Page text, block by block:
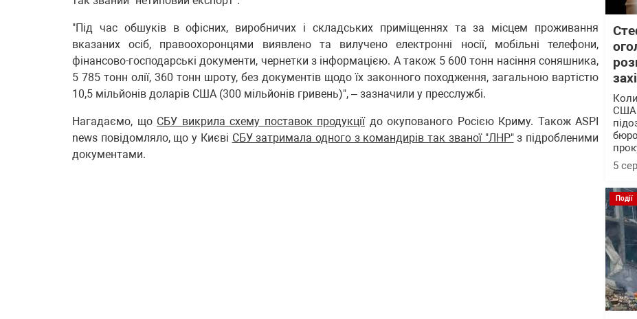
"Під час обшуків в офісних, виробничих і складських приміщеннях та за місцем проживання
вказаних осіб, правоохоронцями виявлено та вилучено електронні носії, мобільні телефони,
фінансово-господарські документи, чернетки з інформацією. А також 5 600 тонн насіння соняшника,
5 785 тонн олії, 360 тонн шроту, без документів щодо їх законного походження, загальною вартістю
10,5 мільйонів доларів США (300 мільйонів гривень)", – зазначили у пресслужбі.
Нагадаємо, що СБУ викрила схему поставок продукціїдо окупованого Росією Криму. Також ASPI
news повідомляло, що у Києві СБУ затримала одного з командирів так званої "ЛНР"з підробленими
документами.
США
5
Події